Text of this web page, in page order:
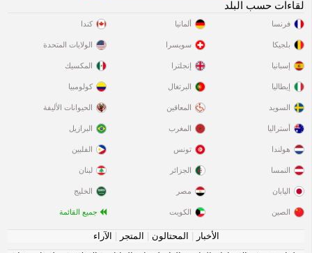
لقاءات حسب البلد
فرنسا
بلجيكا
إسبانيا
إيطاليا
السويد
ألمانيا
سويسرا
إنجلترا
البرتغال
المعاقين
كندا
الولايات المتحدة
المكسيك
كولومبيا
الحيوانات الأليفة
أستراليا
هولندا
النمسا
اليابان
الصين
المغرب
تونس
الجزائر
مصر
الكويت
البرازيل
الفلبين
لبنان
الخليج
جميع القائمة
الأخبار المحتالون المتجر
الآراء